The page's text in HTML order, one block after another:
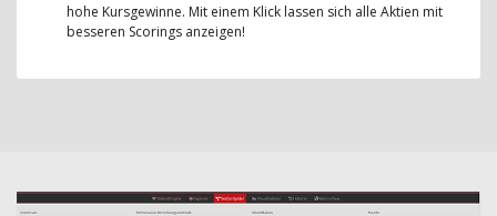
hohe Kursgewinne. Mit einem Klick lassen sich alle Aktien mit
besseren Scorings anzeigen!